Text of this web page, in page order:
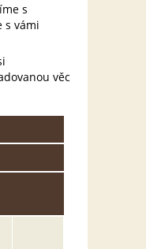
s
s vámi
věc